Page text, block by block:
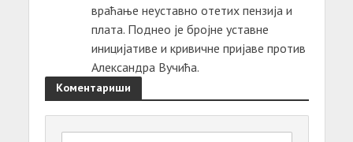
враћање неуставно отетих пензија и
плата. Поднео је бројне уставне
иницијативе и кривичне пријаве против
Александра Вучића.
Коментариши